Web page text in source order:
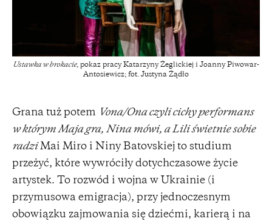
Ustawka w brokacie, pokaz pracy Katarzyny Żeglickiej i Joanny Piwowar-
Antosiewicz; fot. Justyna Żądło
Grana tuż potem
Vona/Ona czyli cichy performans
w którym Maja gra, Nina mówi, a Lili świetnie sobie
radzi Mai Miro i Niny Batovskiej to studium
przeżyć, które wywróciły dotychczasowe życie
artystek. To rozwód i wojna w Ukrainie (i
przymusowa emigracja), przy jednoczesnym
obowiązku zajmowania się dziećmi, karierą i na